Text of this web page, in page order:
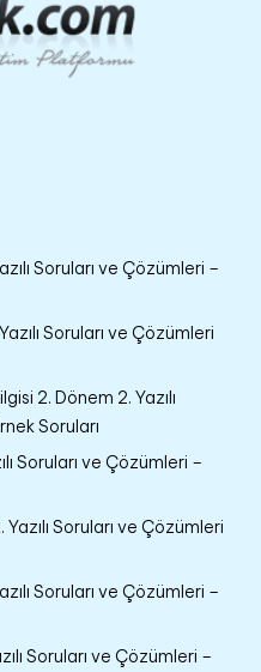
Soruları ve Çözümleri –
Soruları ve Çözümleri
2. Dönem 2. Yazılı
Soruları
Soruları ve Çözümleri –
Yazılı Soruları ve Çözümleri
Soruları ve Çözümleri –
Soruları ve Çözümleri –